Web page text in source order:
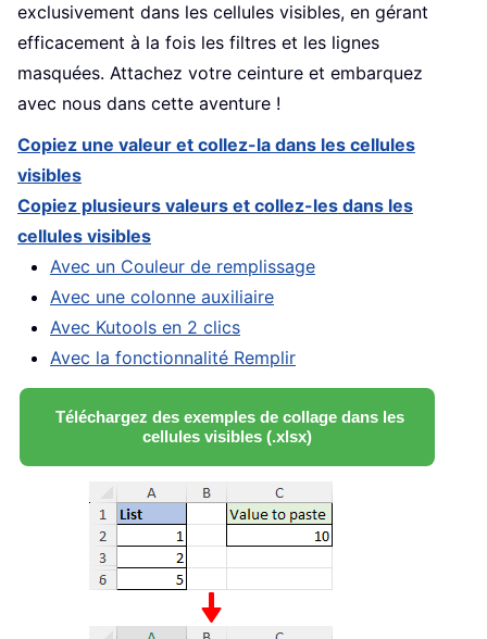
exclusivement dans les cellules visibles, en gérant
efficacement à la fois les filtres et les lignes
masquées. Attachez votre ceinture et embarquez
avec nous dans cette aventure !
Copiez une valeur et collez-la dans les cellules
visibles
Copiez plusieurs valeurs et collez-les dans les
cellules visibles
Avec un Couleur de remplissage
Avec une colonne auxiliaire
Avec Kutools en 2 clics
Avec la fonctionnalité Remplir
Téléchargez des exemples de collage dans les
cellules visibles (.xlsx)